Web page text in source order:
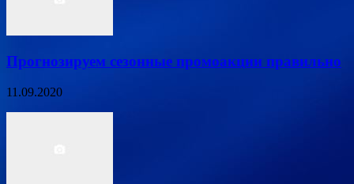
Прогнозируем сезонные промоакции правильно
11.09.2020